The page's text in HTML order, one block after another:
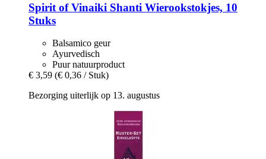
Spirit of Vinaiki Shanti Wierookstokjes, 10
Stuks
Balsamico geur
Ayurvedisch
Puur natuurproduct
€ 3,59 (€ 0,36 / Stuk)
Bezorging uiterlijk op 13. augustus